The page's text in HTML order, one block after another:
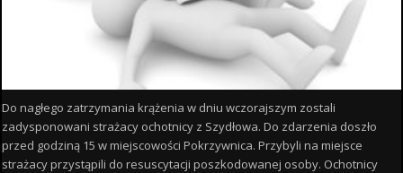
Do nagłego zatrzymania krążenia w dniu wczorajszym zostali
zadysponowani strażacy ochotnicy z Szydłowa. Do zdarzenia doszło
przed godziną 15 w miejscowości Pokrzywnica. Przybyli na miejsce
strażacy przystąpili do resuscytacji poszkodowanej osoby. Ochotnicy